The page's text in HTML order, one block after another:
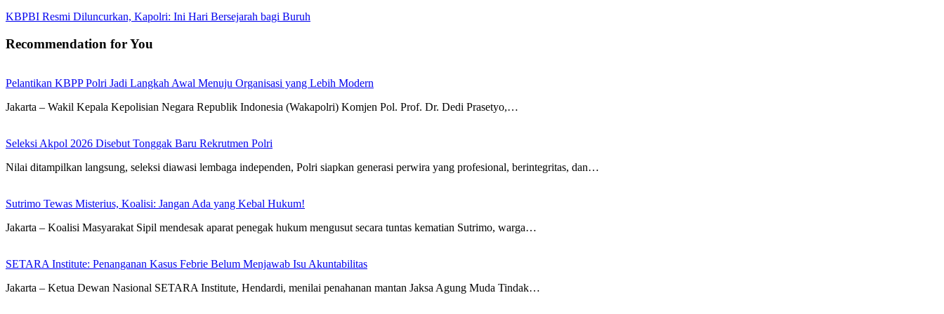
KBPBI Resmi Diluncurkan, Kapolri: Ini Hari Bersejarah bagi Buruh
Recommendation for You
Pelantikan KBPP Polri Jadi Langkah Awal Menuju Organisasi yang Lebih Modern
Jakarta – Wakil Kepala Kepolisian Negara Republik Indonesia (Wakapolri) Komjen Pol. Prof. Dr. Dedi Prasetyo,…
Seleksi Akpol 2026 Disebut Tonggak Baru Rekrutmen Polri
Nilai ditampilkan langsung, seleksi diawasi lembaga independen, Polri siapkan generasi perwira yang profesional, berintegritas, dan…
Sutrimo Tewas Misterius, Koalisi: Jangan Ada yang Kebal Hukum!
Jakarta – Koalisi Masyarakat Sipil mendesak aparat penegak hukum mengusut secara tuntas kematian Sutrimo, warga…
SETARA Institute: Penanganan Kasus Febrie Belum Menjawab Isu Akuntabilitas
Jakarta – Ketua Dewan Nasional SETARA Institute, Hendardi, menilai penahanan mantan Jaksa Agung Muda Tindak…